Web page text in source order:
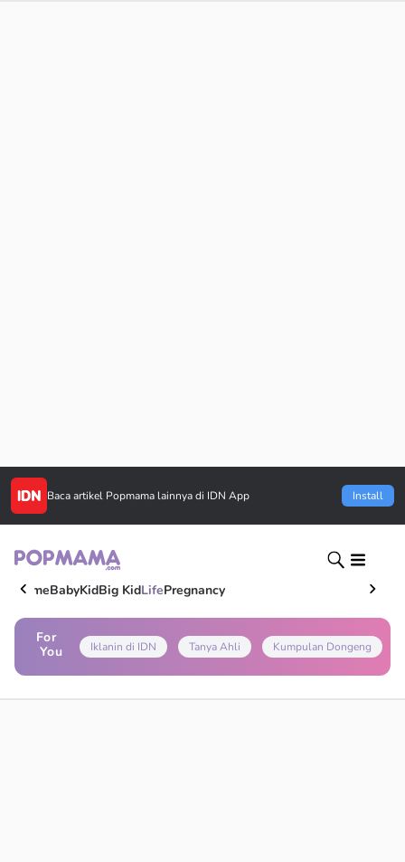
Baca artikel Popmama lainnya di IDN App Install
HomeBabyKidBig KidLifePregnancy
For
You
Iklanin di IDN Tanya Ahli Kumpulan Dongeng